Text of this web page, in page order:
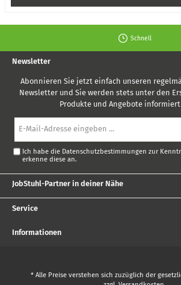
Schnell
Newsletter
Abonnieren Sie jetzt einfach unseren
Newsletter und Sie werden stets unter den
Produkte und Angebote
Mail-
Adresse*
Ich habe die Datenschutzbestimmungen zur
erkenne diese an.
JobStuhl-Partner in deiner Nähe
Service
Informationen
* Alle Preise verstehen sich zuzüglich der